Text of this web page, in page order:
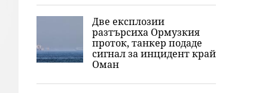
Две експлозии
разтърсиха Ормузкия
проток, танкер подаде
сигнал за инцидент край
Оман